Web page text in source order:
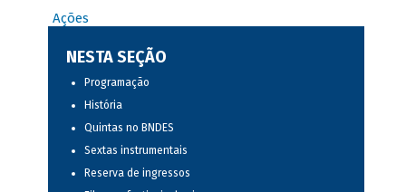
Ações
NESTA SEÇÃO
Programação
História
Quintas no BNDES
Sextas instrumentais
Reserva de ingressos